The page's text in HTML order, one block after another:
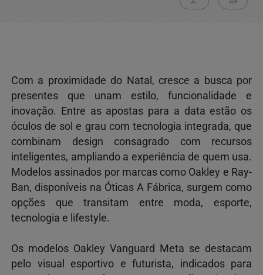
Com a proximidade do Natal, cresce a busca por
presentes que unam estilo, funcionalidade e
inovação. Entre as apostas para a data estão os
óculos de sol e grau com tecnologia integrada, que
combinam design consagrado com recursos
inteligentes, ampliando a experiência de quem usa.
Modelos assinados por marcas como Oakley e Ray-
Ban, disponíveis na Óticas A Fábrica, surgem como
opções que transitam entre moda, esporte,
tecnologia e lifestyle.
Os modelos Oakley Vanguard Meta se destacam
pelo visual esportivo e futurista, indicados para